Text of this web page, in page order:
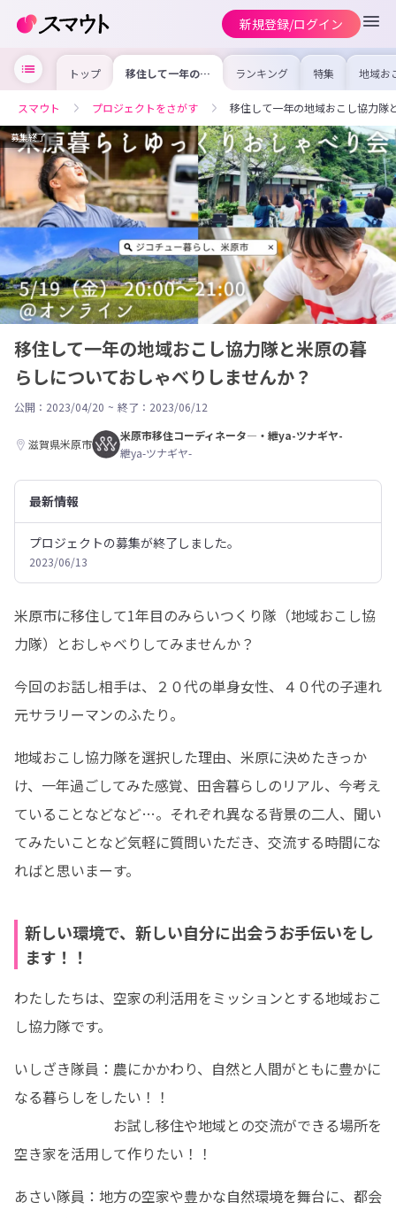
新規登録/ログイン
トップ 移住して一年の地
域おこし協力隊と
いておしゃべりし
ませんか？
ランキング 特集 地域お
の求
を集め
事内容
を比較
合った
けよう
スマウト プロジェクトをさがす 移住して一年の地域おこし協力隊
募集終了
移住して一年の地域おこし協力隊と米原の暮
らしについておしゃべりしませんか？
公開：2023/04/20 ~ 終了：2023/06/12
滋賀県米原市
米原市移住コーディネータ―・紲ya-ツナギヤ-
紲ya-ツナギヤ-
最新情報
プロジェクトの募集が終了しました。
2023/06/13
米原市に移住して1年目のみらいつくり隊（地域おこし協
力隊）とおしゃべりしてみませんか？
今回のお話し相手は、２０代の単身女性、４０代の子連れ
元サラリーマンのふたり。
地域おこし協力隊を選択した理由、米原に決めたきっか
け、一年過ごしてみた感覚、田舎暮らしのリアル、今考え
ていることなどなど…。それぞれ異なる背景の二人、聞い
てみたいことなど気軽に質問いただき、交流する時間にな
ればと思いまーす。
新しい環境で、新しい自分に出会うお手伝いをし
ます！！
わたしたちは、空家の利活用をミッションとする地域おこ
し協力隊です。
いしざき隊員：農にかかわり、自然と人間がともに豊かに
なる暮らしをしたい！！
お試し移住や地域との交流ができる場所を
空き家を活用して作りたい！！
あさい隊員：地方の空家や豊かな自然環境を舞台に、都会